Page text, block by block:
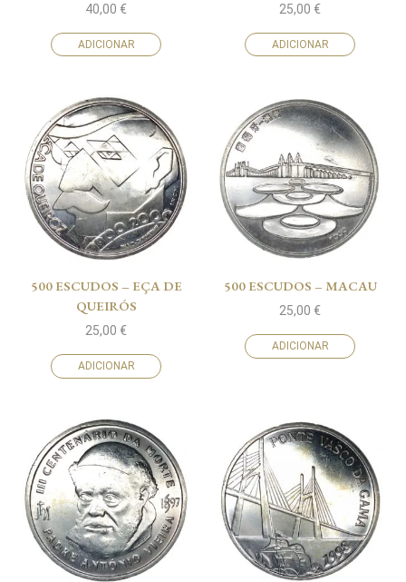
40,00 €
ADICIONAR
25,00 €
ADICIONAR
500 ESCUDOS – EÇA DE
QUEIRÓS
25,00 €
ADICIONAR
500 ESCUDOS – MACAU
25,00 €
ADICIONAR